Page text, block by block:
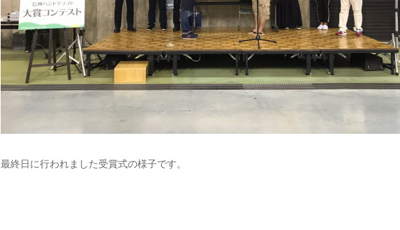
最終日に行われました受賞式の様子です。